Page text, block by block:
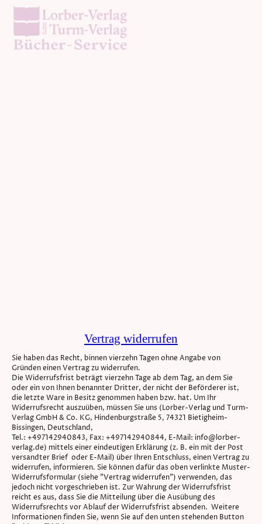
Vertrag widerrufen
Sie haben das Recht, binnen vierzehn Tagen ohne Angabe von
Gründen einen Vertrag zu widerrufen.
Die Widerrufsfrist beträgt vierzehn Tage ab dem Tag, an dem Sie
oder ein von Ihnen benannter Dritter, der nicht der Beförderer ist,
die letzte Ware in Besitz genommen haben bzw. hat. Um Ihr
Widerrufsrecht auszuüben, müssen Sie uns (Lorber-Verlag und Turm-
Verlag GmbH & Co. KG, Hindenburgstraße 5, 74321 Bietigheim-
Bissingen, Deutschland,
Tel.: +497142940843, Fax: +497142940844, E-Mail: info@lorber-
verlag.de) mittels einer eindeutigen Erklärung (z. B. ein mit der Post
versandter Brief oder E-Mail) über Ihren Entschluss, einen Vertrag zu
widerrufen, informieren. Sie können dafür das oben verlinkte Muster-
Widerrufsformular (siehe "Vertrag widerrufen") verwenden, das
jedoch nicht vorgeschrieben ist. Zur Wahrung der Widerrufsfrist
reicht es aus, dass Sie die Mitteilung über die Ausübung des
Widerrufsrechts vor Ablauf der Widerrufsfrist absenden. Weitere
Informationen finden Sie, wenn Sie auf den unten stehenden Button